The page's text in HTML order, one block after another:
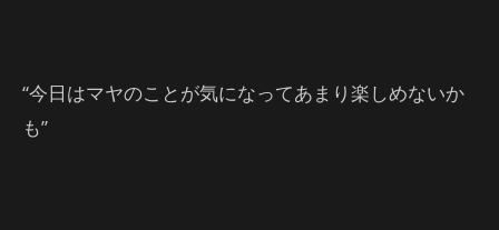
“今日はマヤのことが気になってあまり楽しめないか
も”